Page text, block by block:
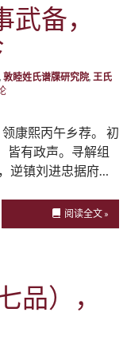
备，
, 敦睦姓氏谱牒研究院, 王氏
康熙丙午乡荐。 初
皆有政声。寻解组
逆镇刘进忠据府…
阅读全文 »
品），